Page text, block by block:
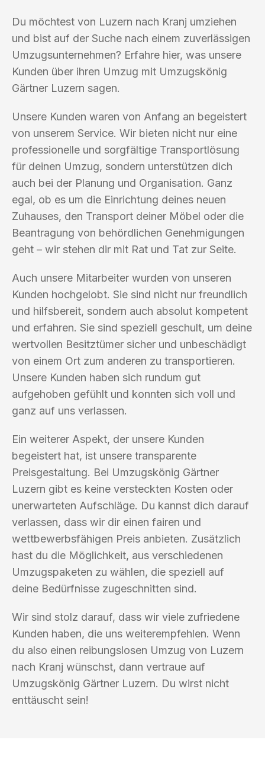
Du möchtest von Luzern nach Kranj umziehen
und bist auf der Suche nach einem zuverlässigen
Umzugsunternehmen? Erfahre hier, was unsere
Kunden über ihren Umzug mit Umzugskönig
Gärtner Luzern sagen.
Unsere Kunden waren von Anfang an begeistert
von unserem Service. Wir bieten nicht nur eine
professionelle und sorgfältige Transportlösung
für deinen Umzug, sondern unterstützen dich
auch bei der Planung und Organisation. Ganz
egal, ob es um die Einrichtung deines neuen
Zuhauses, den Transport deiner Möbel oder die
Beantragung von behördlichen Genehmigungen
geht – wir stehen dir mit Rat und Tat zur Seite.
Auch unsere Mitarbeiter wurden von unseren
Kunden hochgelobt. Sie sind nicht nur freundlich
und hilfsbereit, sondern auch absolut kompetent
und erfahren. Sie sind speziell geschult, um deine
wertvollen Besitztümer sicher und unbeschädigt
von einem Ort zum anderen zu transportieren.
Unsere Kunden haben sich rundum gut
aufgehoben gefühlt und konnten sich voll und
ganz auf uns verlassen.
Ein weiterer Aspekt, der unsere Kunden
begeistert hat, ist unsere transparente
Preisgestaltung. Bei Umzugskönig Gärtner
Luzern gibt es keine versteckten Kosten oder
unerwarteten Aufschläge. Du kannst dich darauf
verlassen, dass wir dir einen fairen und
wettbewerbsfähigen Preis anbieten. Zusätzlich
hast du die Möglichkeit, aus verschiedenen
Umzugspaketen zu wählen, die speziell auf
deine Bedürfnisse zugeschnitten sind.
Wir sind stolz darauf, dass wir viele zufriedene
Kunden haben, die uns weiterempfehlen. Wenn
du also einen reibungslosen Umzug von Luzern
nach Kranj wünschst, dann vertraue auf
Umzugskönig Gärtner Luzern. Du wirst nicht
enttäuscht sein!